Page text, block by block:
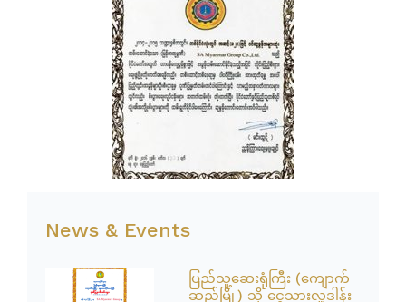
News & Events
ပြည်သူ့ဆေးရုံကြီး (ကျောက်
ဆည်မြို့) သို့ ငွေသားလှူဒါန်း